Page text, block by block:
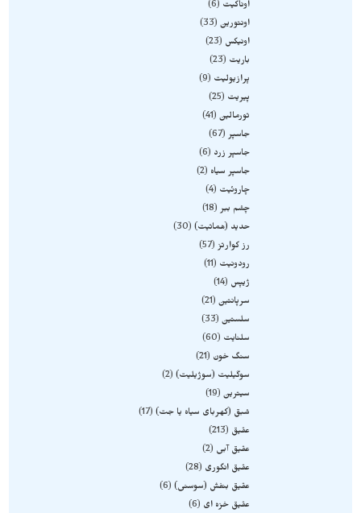
اوناکیت
6
اونتورین 33
اونیکس
23
باریت
23
پرازیولیت
9
پیریت
25
تورمالین 41
جاسپر 67
جاسپر زرد
6
جاسپر سیاه
2
چاروئیت
4
چشم ببر 18
حدید (هماتیت) 30
رز کوارتز 57
رودونیت
11
ژیپس
14
سرپانتین 21
سلستین 33
سلنایت
60
سنگ خون
21
سوگیلیت (سوژیلیت) 2
سیترین 19
شبق (کهربای سیاه یا جت) 17
عقیق
213
عقیق آبی
2
عقیق انگوری
28
عقیق بنفش (سوسنی) 6
عقیق خزه ای
6